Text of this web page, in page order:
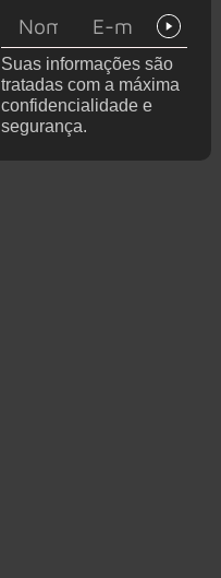
de de
deixar os
palcos
Suas informações são
tratadas com a máxima
confidencialidade e
segurança.